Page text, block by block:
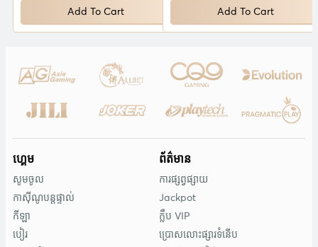
Add To Cart Add To Cart
ហ្គេម
សូមចូល
កាស៊ីណូបន្តផ្ទាល់
កីឡា
បៀរ
ព័ត៌មាន
ការផ្សព្វផ្សាយ
Jackpot
ក្លឹប VIP
ប្រោសលោះផ្សារទំនើប